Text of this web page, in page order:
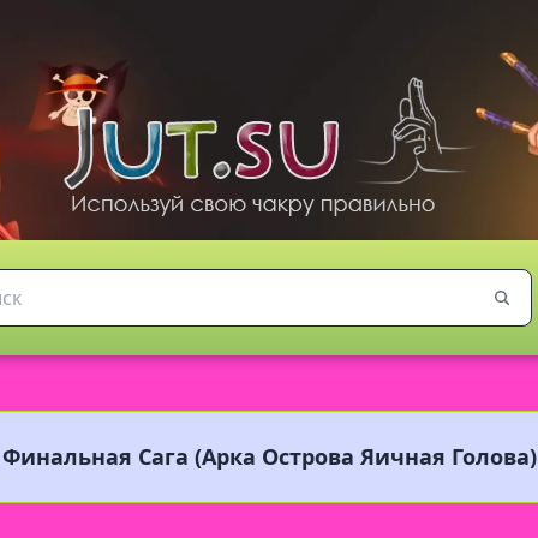
Сага (Арка Острова Яичная Голова)